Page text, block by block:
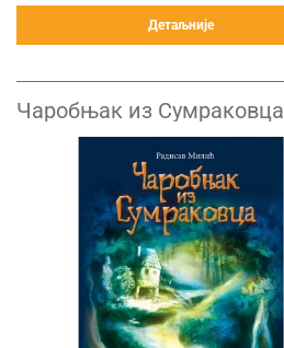
Детаљније
Чаробњак из Сумраковца